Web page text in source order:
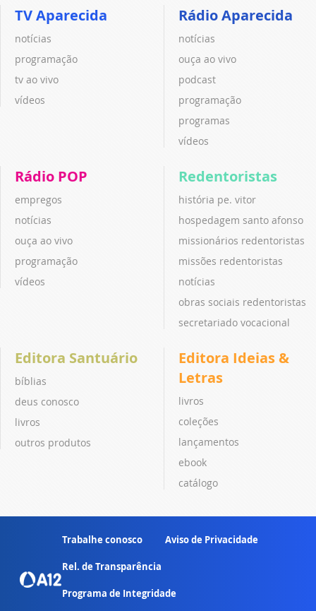
TV Aparecida
notícias
programação
tv ao vivo
vídeos
Rádio Aparecida
notícias
ouça ao vivo
podcast
programação
programas
vídeos
Rádio POP
empregos
notícias
ouça ao vivo
programação
vídeos
Redentoristas
história pe. vitor
hospedagem santo afonso
missionários redentoristas
missões redentoristas
notícias
obras sociais redentoristas
secretariado vocacional
Editora Santuário
bíblias
deus conosco
livros
outros produtos
Editora Ideias &
Letras
livros
coleções
lançamentos
ebook
catálogo
Trabalhe conosco Aviso de Privacidade
Rel. de Transparência
Programa de Integridade